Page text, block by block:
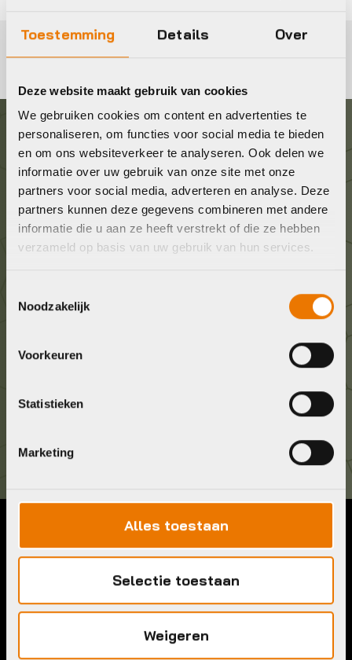
Toestemming Details Over
Deze website maakt gebruik van cookies
We gebruiken cookies om content en advertenties te
personaliseren, om functies voor social media te bieden
en om ons websiteverkeer te analyseren. Ook delen we
informatie over uw gebruik van onze site met onze
partners voor social media, adverteren en analyse. Deze
partners kunnen deze gegevens combineren met andere
informatie die u aan ze heeft verstrekt of die ze hebben
verzameld op basis van uw gebruik van hun services.
Noodzakelijk
Voorkeuren
Statistieken
Marketing
Alles toestaan
Selectie toestaan
Weigeren
Graag in contact komen?
Wij staan voor je klaar! Neem contact op via de
onderstaande gegevens.
Stuur ons een e-mail
036 5304422
Kom langs!
Contact
036 5304422
info@bykestore.nl
Adres:
Brouwerstraat 8B
Service pakket